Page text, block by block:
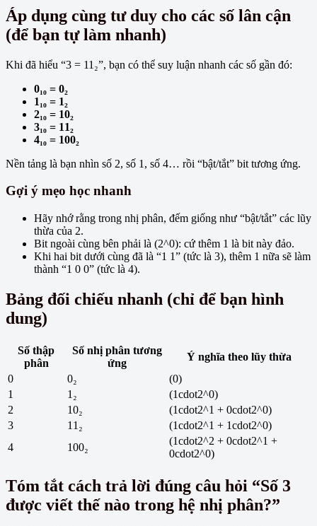
Áp dụng cùng tư duy cho các số lân cận
(để bạn tự làm nhanh)
Khi đã hiểu “3 = 11₂”, bạn có thể suy luận nhanh các số gần đó:
0₁₀ = 0₂
1₁₀ = 1₂
2₁₀ = 10₂
3₁₀ = 11₂
4₁₀ = 100₂
Nền tảng là bạn nhìn số 2, số 1, số 4… rồi “bật/tắt” bit tương ứng.
Gợi ý mẹo học nhanh
Hãy nhớ rằng trong nhị phân, đếm giống như “bật/tắt” các lũy
thừa của 2.
Bit ngoài cùng bên phải là (2^0): cứ thêm 1 là bit này đảo.
Khi hai bit dưới cùng đã là “1 1” (tức là 3), thêm 1 nữa sẽ làm
thành “1 0 0” (tức là 4).
Bảng đối chiếu nhanh (chỉ để bạn hình
dung)
Số thập
phân
Số nhị phân tương
ứng
Ý nghĩa theo lũy thừa
0
0₂
(0)
1
1₂
(1cdot2^0)
2
10₂
(1cdot2^1 + 0cdot2^0)
3
11₂
(1cdot2^1 + 1cdot2^0)
4
100₂
(1cdot2^2 + 0cdot2^1 +
0cdot2^0)
Tóm tắt cách trả lời đúng câu hỏi “Số 3
được viết thế nào trong hệ nhị phân?”